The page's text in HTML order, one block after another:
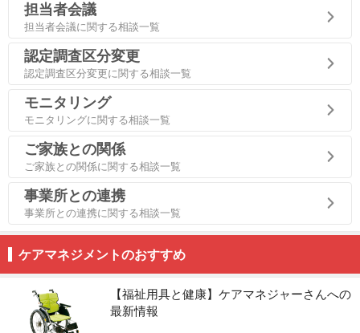
担当者会議
担当者会議に関する相談一覧
認定調査区分変更
認定調査区分変更に関する相談一覧
モニタリング
モニタリングに関する相談一覧
ご家族との関係
ご家族との関係に関する相談一覧
事業所との連携
事業所との連携に関する相談一覧
ケアマネジメントのおすすめ
【福祉用具と健康】ケアマネジャーさんへの
最新情報